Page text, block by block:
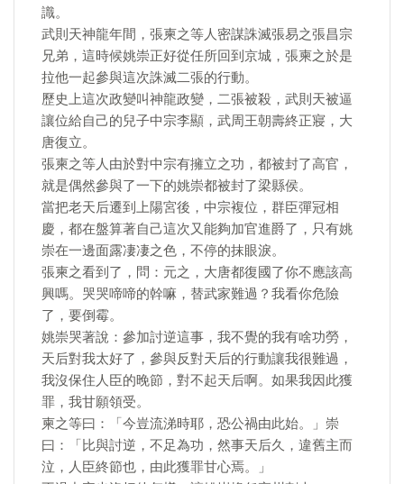
識。
武則天神龍年間，張柬之等人密謀誅滅張易之張昌宗
兄弟，這時候姚崇正好從任所回到京城，張柬之於是
拉他一起參與這次誅滅二張的行動。
歷史上這次政變叫神龍政變，二張被殺，武則天被逼
讓位給自己的兒子中宗李顯，武周王朝壽終正寢，大
唐復立。
張柬之等人由於對中宗有擁立之功，都被封了高官，
就是偶然參與了一下的姚崇都被封了梁縣侯。
當把老天后遷到上陽宮後，中宗複位，群臣彈冠相
慶，都在盤算著自己這次又能夠加官進爵了，只有姚
崇在一邊面露凄凄之色，不停的抹眼淚。
張柬之看到了，問：元之，大唐都復國了你不應該高
興嗎。哭哭啼啼的幹嘛，替武家難過？我看你危險
了，要倒霉。
姚崇哭著說：參加討逆這事，我不覺的我有啥功勞，
天后對我太好了，參與反對天后的行動讓我很難過，
我沒保住人臣的晚節，對不起天后啊。如果我因此獲
罪，我甘願領受。
柬之等曰：「今豈流涕時耶，恐公禍由此始。」崇
曰：「比與討逆，不足為功，然事天后久，違舊主而
泣，人臣終節也，由此獲罪甘心焉。」